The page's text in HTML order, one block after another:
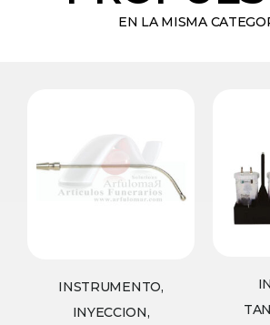
EN LA MISMA
INSTRUMENTO,
INYECCION,